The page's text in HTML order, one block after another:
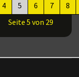
Seite 5 von 29
4 5 6 7 8